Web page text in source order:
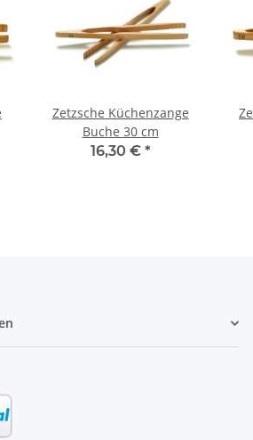
Zetzsche Küchenzange
Buche 30 cm
16,30 € *